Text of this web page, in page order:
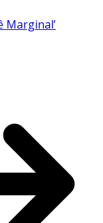
Marginal’